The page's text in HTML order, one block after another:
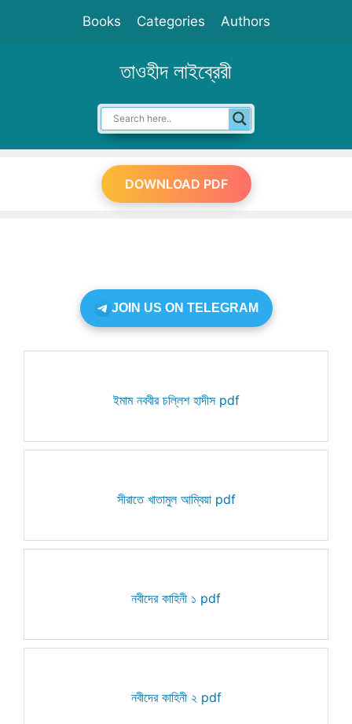
Books Categories Authors
তাওহীদ লাইব্রেরী
DOWNLOAD PDF
JOIN US ON TELEGRAM
ইমাম নববীর চল্লিশ হাদীস pdf
সীরাতে খাতামুল আম্বিয়া pdf
নবীদের কাহিনী ১ pdf
নবীদের কাহিনী ২ pdf